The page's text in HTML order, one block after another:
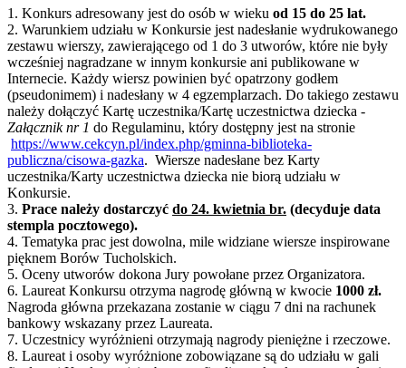
1. Konkurs adresowany jest do osób w wieku od 15 do 25 lat.
2. Warunkiem udziału w Konkursie jest nadesłanie wydrukowanego
zestawu wierszy, zawierającego od 1 do 3 utworów, które nie były
wcześniej nagradzane w innym konkursie ani publikowane w
Internecie. Każdy wiersz powinien być opatrzony godłem
(pseudonimem) i nadesłany w 4 egzemplarzach. Do takiego zestawu
należy dołączyć Kartę uczestnika/Kartę uczestnictwa dziecka -
Załącznik nr 1 do Regulaminu, który dostępny jest na stronie
https://www.cekcyn.pl/index.php/gminna-biblioteka-
publiczna/cisowa-gazka. Wiersze nadesłane bez Karty
uczestnika/Karty uczestnictwa dziecka nie biorą udziału w
Konkursie.
3. Prace należy dostarczyć do 24. kwietnia br. (decyduje data
stempla pocztowego).
4. Tematyka prac jest dowolna, mile widziane wiersze inspirowane
pięknem Borów Tucholskich.
5. Oceny utworów dokona Jury powołane przez Organizatora.
6. Laureat Konkursu otrzyma nagrodę główną w kwocie 1000 zł.
Nagroda główna przekazana zostanie w ciągu 7 dni na rachunek
bankowy wskazany przez Laureata.
7. Uczestnicy wyróżnieni otrzymają nagrody pieniężne i rzeczowe.
8. Laureat i osoby wyróżnione zobowiązane są do udziału w gali